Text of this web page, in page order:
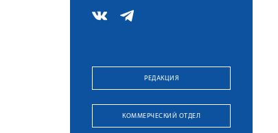
РЕДАКЦИЯ
КОММЕРЧЕСКИЙ ОТДЕЛ